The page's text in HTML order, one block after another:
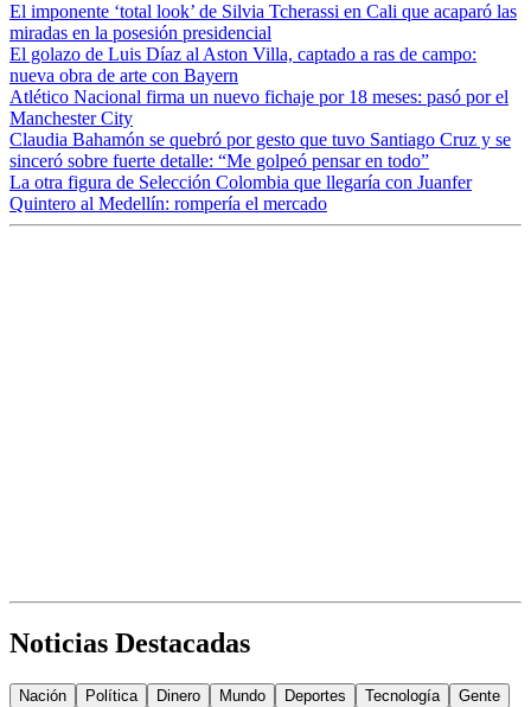
El imponente ‘total look’ de Silvia Tcherassi en Cali que acaparó las
miradas en la posesión presidencial
El golazo de Luis Díaz al Aston Villa, captado a ras de campo:
nueva obra de arte con Bayern
Atlético Nacional firma un nuevo fichaje por 18 meses: pasó por el
Manchester City
Claudia Bahamón se quebró por gesto que tuvo Santiago Cruz y se
sinceró sobre fuerte detalle: “Me golpeó pensar en todo”
La otra figura de Selección Colombia que llegaría con Juanfer
Quintero al Medellín: rompería el mercado
Noticias Destacadas
Nación Política Dinero Mundo Deportes Tecnología Gente